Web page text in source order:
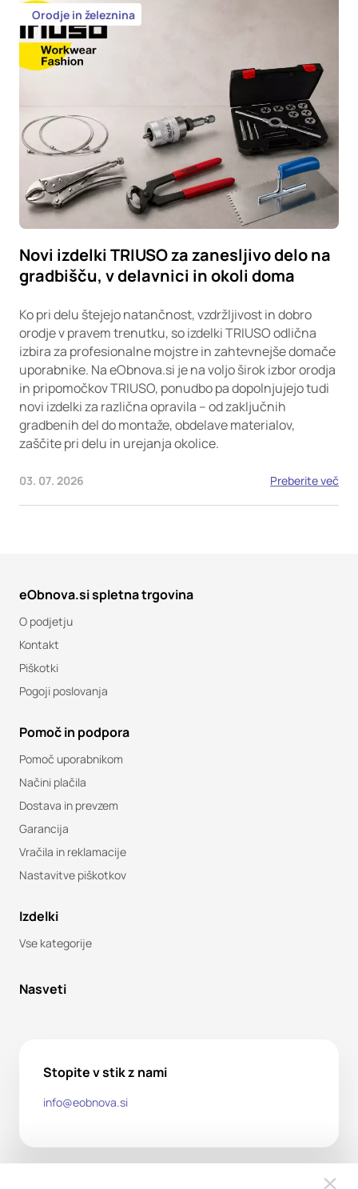
Orodje in železnina
Novi izdelki TRIUSO za zanesljivo delo na
gradbišču, v delavnici in okoli doma
Ko pri delu štejejo natančnost, vzdržljivost in dobro
orodje v pravem trenutku, so izdelki TRIUSO odlična
izbira za profesionalne mojstre in zahtevnejše domače
uporabnike. Na eObnova.si je na voljo širok izbor orodja
in pripomočkov TRIUSO, ponudbo pa dopolnjujejo tudi
novi izdelki za različna opravila – od zaključnih
gradbenih del do montaže, obdelave materialov,
zaščite pri delu in urejanja okolice.
03. 07. 2026 Preberite več
eObnova.si spletna trgovina
O podjetju
Kontakt
Piškotki
Pogoji poslovanja
Pomoč in podpora
Pomoč uporabnikom
Načini plačila
Dostava in prevzem
Garancija
Vračila in reklamacije
Nastavitve piškotkov
Izdelki
Vse kategorije
Nasveti
Stopite v stik z nami
info@eobnova.si